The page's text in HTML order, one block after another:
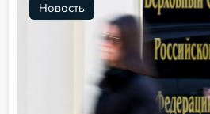
Новость